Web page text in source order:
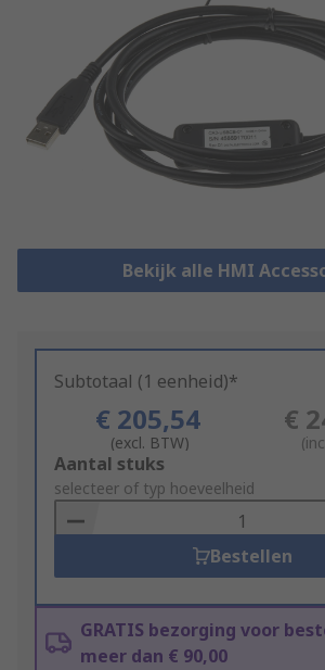
Bekijk alle HMI
Subtotaal (1 eenheid)*
€ 205,54
(excl. BTW)
€
Add
to
Basket
Aantal stuks
selecteer of typ hoeveelheid
Bestellen
GRATIS bezorging voor
meer dan € 90,00